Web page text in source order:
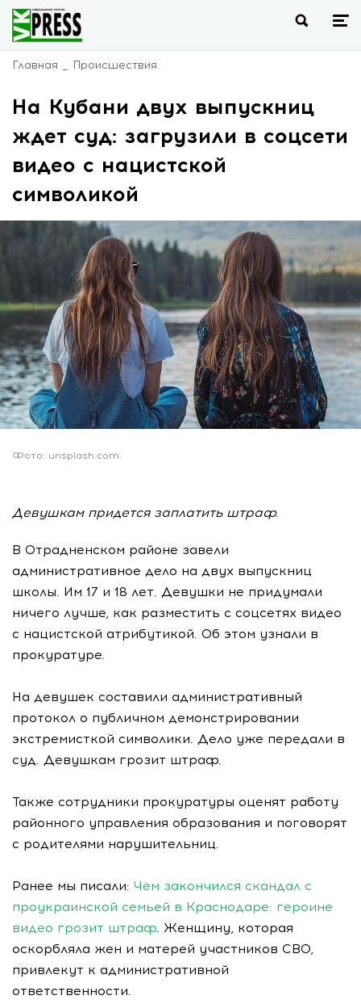
Главная Происшествия
На Кубани двух выпускниц
ждет суд: загрузили в соцсети
видео с нацистской
символикой
Фото: unsplash.com.
Девушкам придется заплатить штраф.
В Отрадненском районе завели
административное дело на двух выпускниц
школы. Им 17 и 18 лет. Девушки не придумали
ничего лучше, как разместить с соцсетях видео
с нацистской атрибутикой. Об этом узнали в
прокуратуре.
На девушек составили административный
протокол о публичном демонстрировании
экстремисткой символики. Дело уже передали в
суд. Девушкам грозит штраф.
Также сотрудники прокуратуры оценят работу
районного управления образования и поговорят
с родителями нарушительниц.
Ранее мы писали: Чем закончился скандал с
проукраинской семьей в Краснодаре: героине
видео грозит штраф. Женщину, которая
оскорбляла жен и матерей участников СВО,
привлекут к административной
ответственности.